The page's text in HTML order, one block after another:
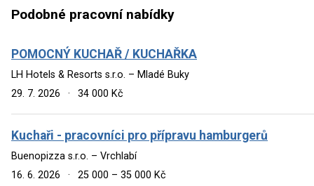
Podobné pracovní nabídky
POMOCNÝ KUCHAŘ / KUCHAŘKA
LH Hotels & Resorts s.r.o. – Mladé Buky
29. 7. 2026
· 34 000 Kč
Kuchaři - pracovníci pro přípravu hamburgerů
Buenopizza s.r.o. – Vrchlabí
16. 6. 2026
· 25 000 – 35 000 Kč